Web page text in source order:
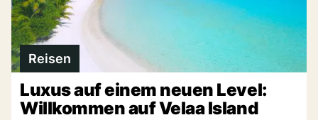
Reisen
Luxus auf einem neuen Level:
Willkommen auf Velaa Island